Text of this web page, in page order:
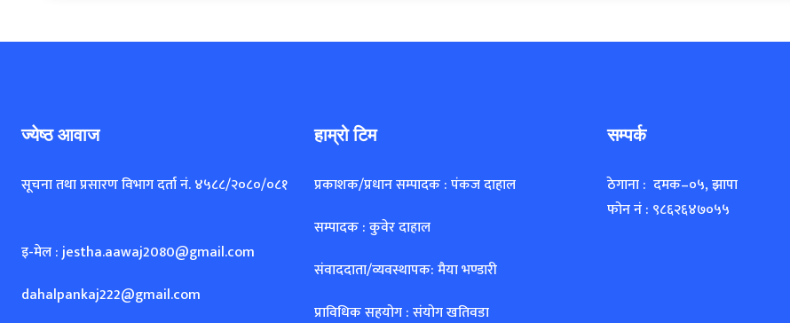
ज्येष्ठ आवाज
सूचना तथा प्रसारण विभाग दर्ता नं. ४५८८/२०८०/०८१
इ-मेल : jestha.aawaj2080@gmail.com
dahalpankaj222@gmail.com
हाम्रो टिम
प्रकाशक/प्रधान सम्पादक : पंकज दाहाल
सम्पादक : कुवेर दाहाल
संवाददाता/व्यवस्थापक: मैया भण्डारी
प्राविधिक सहयोग : संयोग खतिवडा
सम्पर्क
ठेगाना : दमक–०५, झापा
फोन नं : ९८६२६४७०५५